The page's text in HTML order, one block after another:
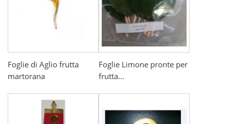
Foglie di Aglio frutta
martorana
Foglie Limone pronte per
frutta...